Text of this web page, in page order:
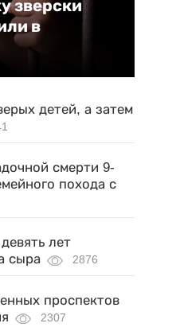
зверски
в
детей, а затем
смерти 9-
похода с
лет
сыра
2876
проспектов
2307